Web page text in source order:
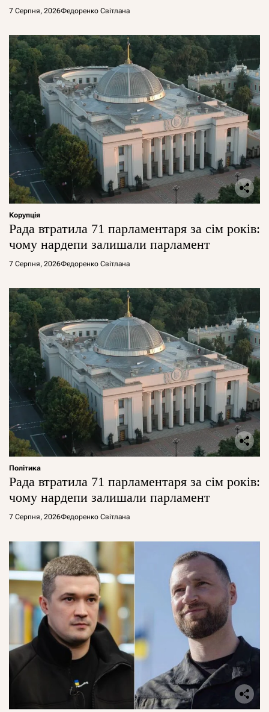
7 Серпня, 2026Федоренко Світлана
Корупція
Рада втратила 71 парламентаря за сім років:
чому нардепи залишали парламент
7 Серпня, 2026Федоренко Світлана
Політика
Рада втратила 71 парламентаря за сім років:
чому нардепи залишали парламент
7 Серпня, 2026Федоренко Світлана